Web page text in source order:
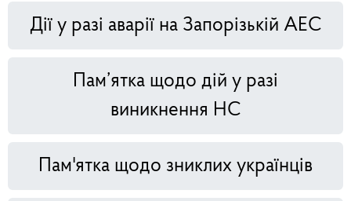
Дії у разі аварії на Запорізькій АЕС
Пам’ятка щодо дій у разі
виникнення НС
Пам'ятка щодо зниклих українців